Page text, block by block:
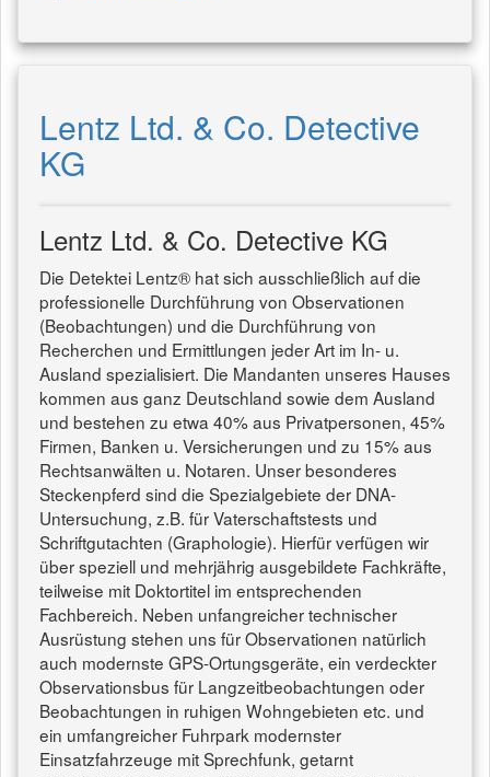
Lentz Ltd. & Co. Detective
KG
Lentz Ltd. & Co. Detective KG
Die Detektei Lentz® hat sich ausschließlich auf die
professionelle Durchführung von Observationen
(Beobachtungen) und die Durchführung von
Recherchen und Ermittlungen jeder Art im In- u.
Ausland spezialisiert. Die Mandanten unseres Hauses
kommen aus ganz Deutschland sowie dem Ausland
und bestehen zu etwa 40% aus Privatpersonen, 45%
Firmen, Banken u. Versicherungen und zu 15% aus
Rechtsanwälten u. Notaren. Unser besonderes
Steckenpferd sind die Spezialgebiete der DNA-
Untersuchung, z.B. für Vaterschaftstests und
Schriftgutachten (Graphologie). Hierfür verfügen wir
über speziell und mehrjährig ausgebildete Fachkräfte,
teilweise mit Doktortitel im entsprechenden
Fachbereich. Neben unfangreicher technischer
Ausrüstung stehen uns für Observationen natürlich
auch modernste GPS-Ortungsgeräte, ein verdeckter
Observationsbus für Langzeitbeobachtungen oder
Beobachtungen in ruhigen Wohngebieten etc. und
ein umfangreicher Fuhrpark modernster
Einsatzfahrzeuge mit Sprechfunk, getarnt